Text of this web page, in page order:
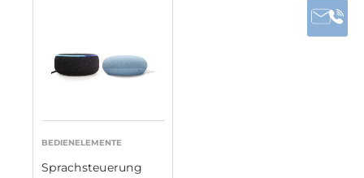
BEDIENELEMENTE
Sprachsteuerung